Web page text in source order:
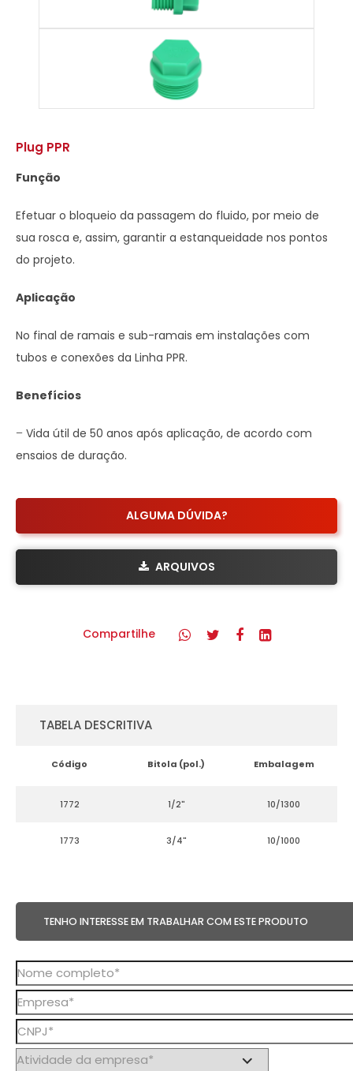
Plug PPR
Função
Efetuar o bloqueio da passagem do fluido, por meio de
sua rosca e, assim, garantir a estanqueidade nos pontos
do projeto.
Aplicação
No final de ramais e sub-ramais em instalações com
tubos e conexões da Linha PPR.
Benefícios
– Vida útil de 50 anos após aplicação, de acordo com
ensaios de duração.
ALGUMA DÚVIDA?
ARQUIVOS
Compartilhe
TABELA DESCRITIVA
Código Bitola (pol.) Embalagem
1772 1/2" 10/1300
1773 3/4" 10/1000
TENHO INTERESSE EM TRABALHAR COM ESTE PRODUTO